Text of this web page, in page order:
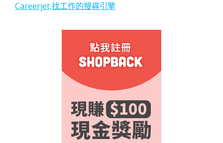
Careerjet,找工作的搜尋引擎